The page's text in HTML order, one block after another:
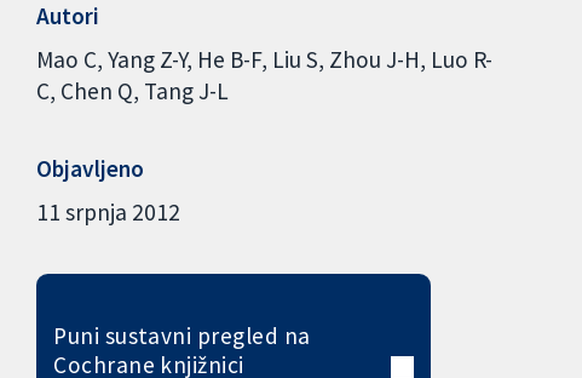
Autori
Mao C Yang Z-Y He B-F Liu S Zhou J-H Luo R-
C Chen Q Tang J-L
Objavljeno
11 srpnja 2012
Puni sustavni pregled na
Cochrane knjižnici